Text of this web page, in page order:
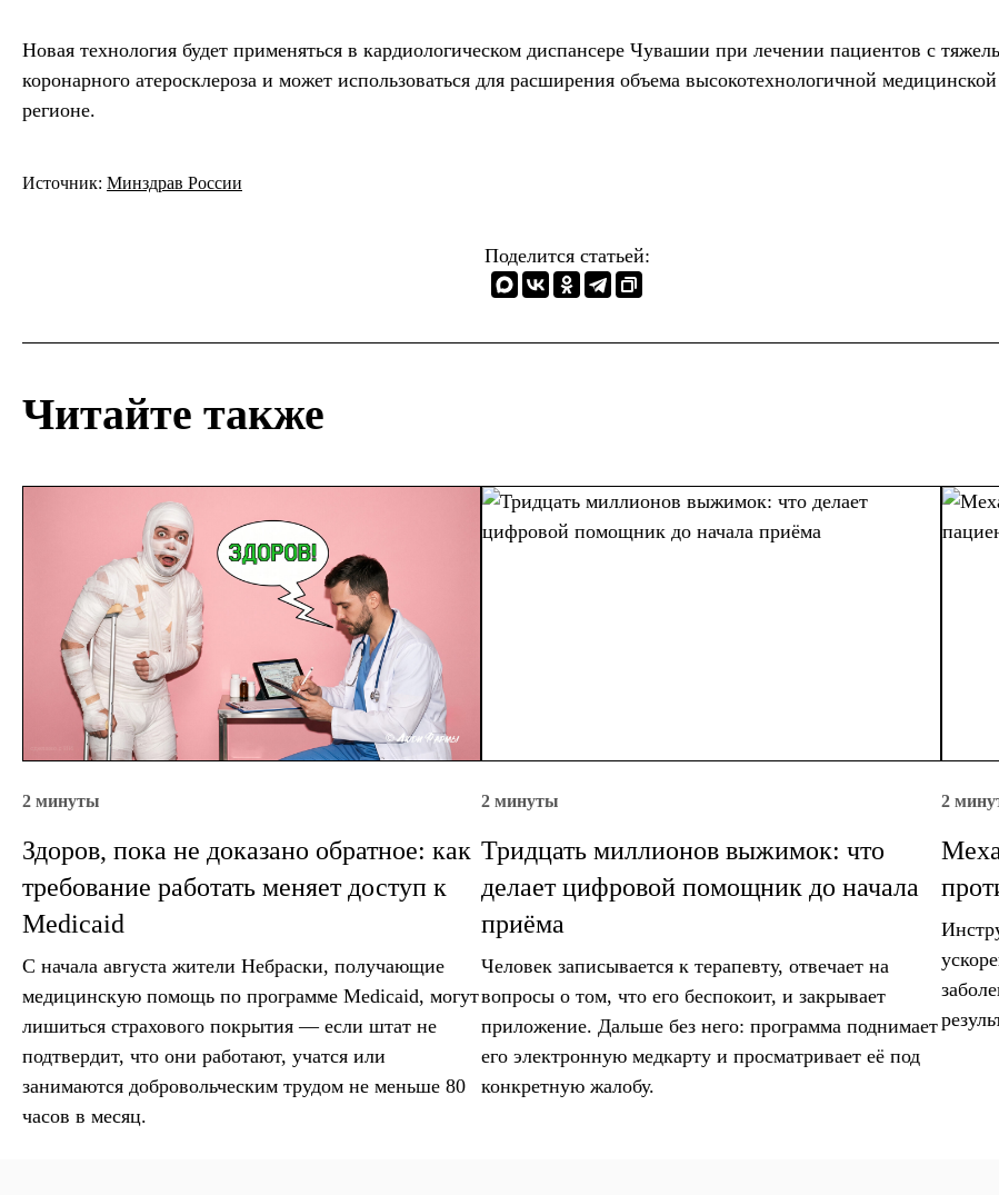
Новая технология будет применяться в кардиологическом диспансере Чувашии при лечении пациентов с
коронарного атеросклероза и может использоваться для расширения объема высокотехнологичной
регионе.
Источник: Минздрав России
Поделится статьей:
Читайте также
2 минуты
Здоров, пока не доказано обратное: как
требование работать меняет доступ к
Medicaid
С начала августа жители Небраски, получающие
медицинскую помощь по программе Medicaid, могут
лишиться страхового покрытия — если штат не
подтвердит, что они работают, учатся или
занимаются добровольческим трудом не меньше 80
часов в месяц.
2 минуты
Тридцать миллионов выжимок: что
делает цифровой помощник до начала
приёма
Человек записывается к терапевту, отвечает на
вопросы о том, что его беспокоит, и закрывает
приложение. Дальше без него: программа поднимает
его электронную медкарту и просматривает её под
конкретную жалобу.
2